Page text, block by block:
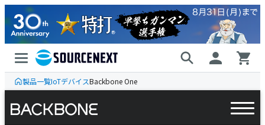
製品一覧IoTデバイスBackbone One